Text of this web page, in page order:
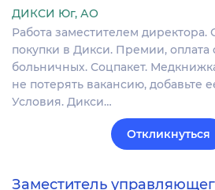
ДИКСИ Юг, АО
Работа заместителем директора.
покупки в Дикси. Премии, оплата
больничных. Соцпакет.
не потерять вакансию, добавьте
Условия. Дикси…
Откликнуться
Заместитель